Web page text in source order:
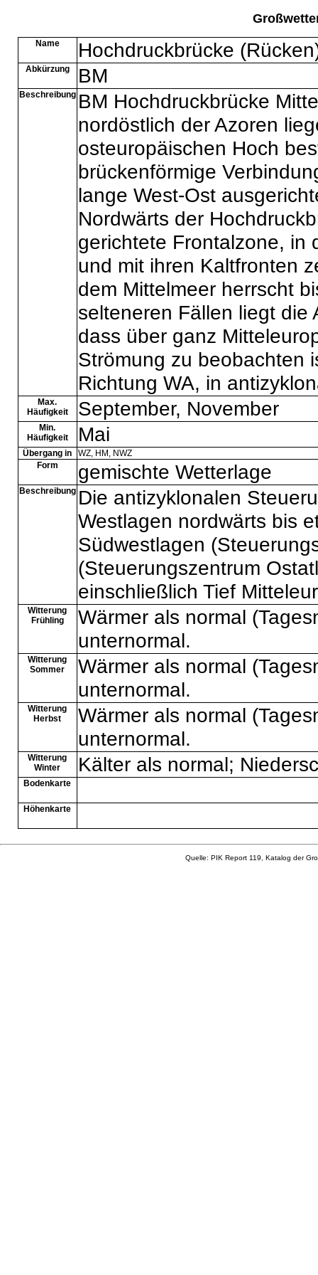
Name Hochdruckbrücke
Abkürzung BM
Beschreibung BM Hochdruckbrücke
nordöstlich der Azoren
osteuropäischen Hoch
brückenförmige
lange West-Ost
Nordwärts der
gerichtete Frontalzone, in
und mit ihren Kaltfronten
dem Mittelmeer herrscht
selteneren Fällen liegt die
dass über ganz
Strömung zu beobachten
Richtung WA, in
Max.
Häufigkeit
September, November
Min.
Häufigkeit
Mai
Übergang in WZ, HM , NWZ
Form
gemischte Wetterlage
Beschreibung Die antizyklonalen
Westlagen nordwärts bis
Südwestlagen
(Steuerungszentrum
einschließlich Tief
Witterung
Frühling
Wärmer als normal
unternormal.
Witterung
Sommer
Wärmer als normal
unternormal.
Witterung
Herbst
Wärmer als normal
unternormal.
Witterung
Winter
Kälter als normal;
Bodenkarte
Höhenkarte
Quelle: PIK Report 119, Katalog der